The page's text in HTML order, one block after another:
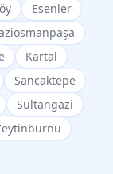
Esenler
Kartal
Sancaktepe
Sultangazi